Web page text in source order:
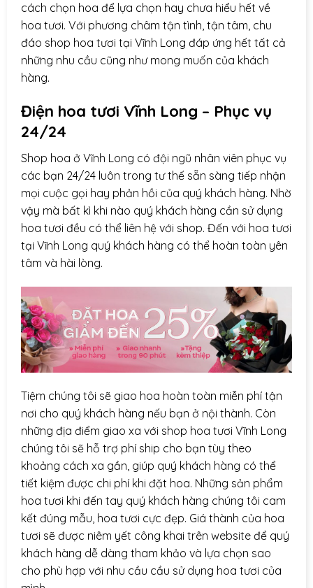
cách chọn hoa để lựa chọn hay chưa hiểu hết về
hoa tươi. Với phương châm tận tình, tận tâm, chu
đáo shop hoa tươi tại Vĩnh Long đáp ứng hết tất cả
những nhu cầu cũng như mong muốn của khách
hàng.
Điện hoa tươi Vĩnh Long – Phục vụ
24/24
Shop hoa ở Vĩnh Long có đội ngũ nhân viên phục vụ
các bạn 24/24 luôn trong tư thế sẵn sàng tiếp nhận
mọi cuộc gọi hay phản hồi của quý khách hàng. Nhờ
vậy mà bất kì khi nào quý khách hàng cần sử dụng
hoa tươi đều có thể liên hệ với shop. Đến với hoa tươi
tại Vĩnh Long quý khách hàng có thể hoàn toàn yên
tâm và hài lòng.
Tiệm chúng tôi sẽ giao hoa hoàn toàn miễn phí tận
nơi cho quý khách hàng nếu bạn ở nội thành. Còn
những địa điểm giao xa với shop hoa tươi Vĩnh Long
chúng tôi sẽ hỗ trợ phí ship cho bạn tùy theo
khoảng cách xa gần, giúp quý khách hàng có thể
tiết kiệm được chi phí khi đặt hoa. Những sản phẩm
hoa tươi khi đến tay quý khách hàng chúng tôi cam
kết đúng mẫu, hoa tươi cực đẹp. Giá thành của hoa
tươi sẽ được niêm yết công khai trên website để quý
khách hàng dễ dàng tham khảo và lựa chọn sao
cho phù hợp với nhu cầu cầu sử dụng hoa tươi của